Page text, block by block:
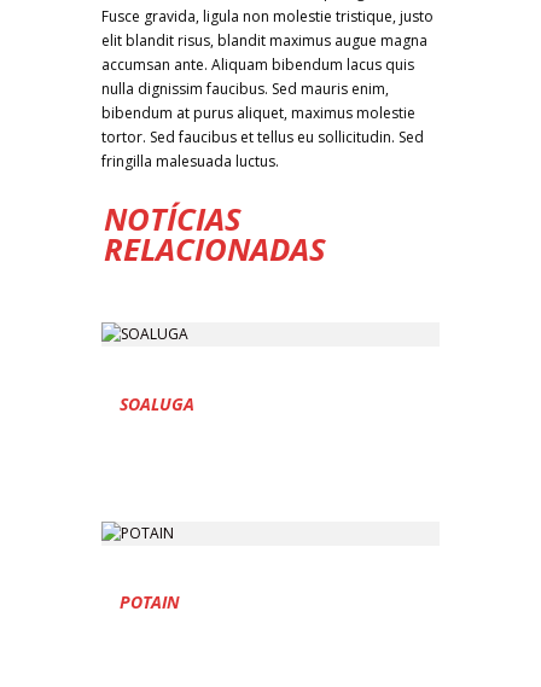
Fusce gravida, ligula non molestie tristique, justo
elit blandit risus, blandit maximus augue magna
accumsan ante. Aliquam bibendum lacus quis
nulla dignissim faucibus. Sed mauris enim,
bibendum at purus aliquet, maximus molestie
tortor. Sed faucibus et tellus eu sollicitudin. Sed
fringilla malesuada luctus.
NOTÍCIAS
RELACIONADAS
SOALUGA
POTAIN